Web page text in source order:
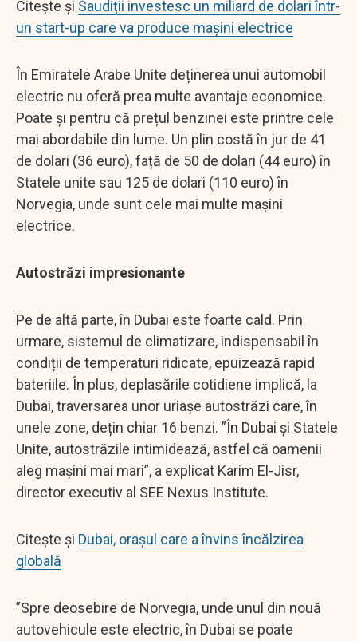
Citește și Saudiții investesc un miliard de dolari într-
un start-up care va produce mașini electrice
În Emiratele Arabe Unite deținerea unui automobil
electric nu oferă prea multe avantaje economice.
Poate și pentru că prețul benzinei este printre cele
mai abordabile din lume. Un plin costă în jur de 41
de dolari (36 euro), față de 50 de dolari (44 euro) în
Statele unite sau 125 de dolari (110 euro) în
Norvegia, unde sunt cele mai multe mașini
electrice.
Autostrăzi impresionante
Pe de altă parte, în Dubai este foarte cald. Prin
urmare, sistemul de climatizare, indispensabil în
condiții de temperaturi ridicate, epuizează rapid
bateriile. În plus, deplasările cotidiene implică, la
Dubai, traversarea unor uriașe autostrăzi care, în
unele zone, dețin chiar 16 benzi. ”În Dubai și Statele
Unite, autostrăzile intimidează, astfel că oamenii
aleg mașini mai mari”, a explicat Karim El-Jisr,
director executiv al SEE Nexus Institute.
Citește și Dubai, orașul care a învins încălzirea
globală
”Spre deosebire de Norvegia, unde unul din nouă
autovehicule este electric, în Dubai se poate